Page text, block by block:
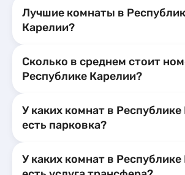
Лучшие комнаты в
Карелии?
Сколько в среднем стоит
Республике Карелии?
У каких комнат в
есть парковка?
У каких комнат в